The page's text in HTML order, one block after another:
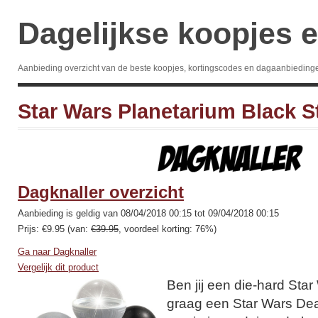
Dagelijkse koopjes
Aanbieding overzicht van de beste koopjes, kortingscodes en
Star Wars Planetarium Black
Dagknaller overzicht
Aanbieding is geldig van 08/04/2018 00:15 tot 09/04/2018 00:15
Prijs: €9.95 (van: €39.95, voordeel korting: 76%)
Ga naar Dagknaller
Vergelijk dit product
Ben jij een die-hard Star
graag een Star Wars